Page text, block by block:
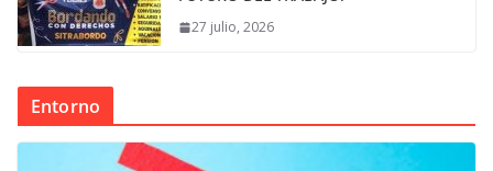
27 julio, 2026
Entorno